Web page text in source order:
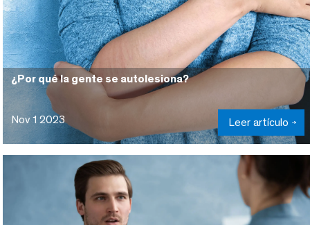
¿Por qué la gente se autolesiona?
Nov 1 2023 Leer artículo